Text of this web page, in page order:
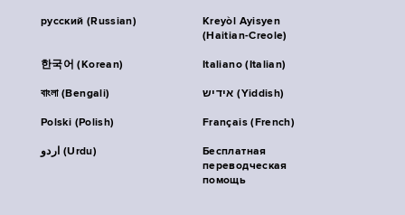
русский (Russian)
Kreyòl Ayisyen
(Haitian-Creole)
한국어 (Korean) Italiano (Italian)
বাংলা (Bengali) אידיש (Yiddish)
Polski (Polish) Français (French)
اردو (Urdu)
Бесплатная
переводческая
помощь